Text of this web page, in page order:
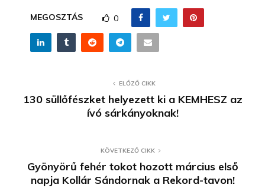
MEGOSZTÁS 0
ELŐZŐ CIKK
130 süllőfészket helyezett ki a KEMHESZ az
ívó sárkányoknak!
KÖVETKEZŐ CIKK
Gyönyörű fehér tokot hozott március első
napja Kollár Sándornak a Rekord-tavon!